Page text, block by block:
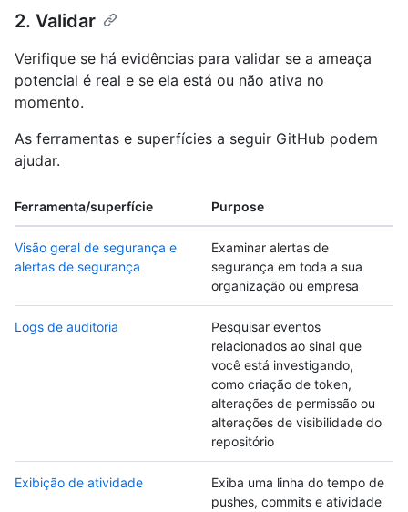
2. Validar
Verifique se há evidências para validar se a ameaça
potencial é real e se ela está ou não ativa no
momento.
As ferramentas e superfícies a seguir GitHub podem
ajudar.
Ferramenta/superfície Purpose
Visão geral de segurança e
alertas de segurança
Examinar alertas de
segurança em toda a sua
organização ou empresa
Logs de auditoria
Pesquisar eventos
relacionados ao sinal que
você está investigando,
como criação de token,
alterações de permissão ou
alterações de visibilidade do
repositório
Exibição de atividade
Exiba uma linha do tempo de
pushes, commits e atividade